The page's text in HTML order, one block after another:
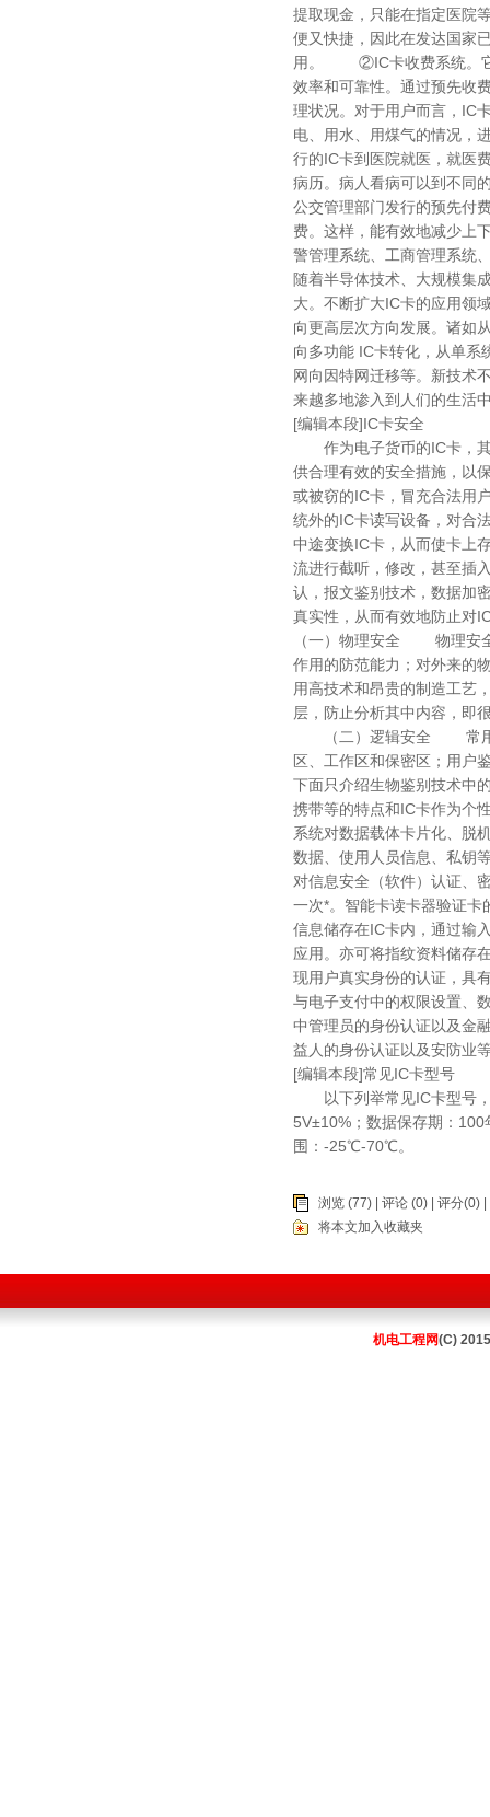
提取现金，只能在指定医院
便又快捷，因此在发达国家
用。 ②IC卡收费系统。它
效率和可靠性。通过预先收
理状况。对于用户而言，IC
电、用水、用煤气的情况
行的IC卡到医院就医，就医
病历。病人看病可以到不
公交管理部门发行的预先付
费。这样，能有效地减少
警管理系统、工商管理系
随着半导体技术、大规模集
大。不断扩大IC卡的应用
向更高层次方向发展。诸如
向多功能 IC卡转化，从单系
网向因特网迁移等。新技术
来越多地渗入到人们的生活
[编辑本段]IC卡安全
作为电子货币的IC卡，其
供合理有效的安全措施，以
或被窃的IC卡，冒充合法用
统外的IC卡读写设备，对合
中途变换IC卡，从而使卡上
流进行截听，修改，甚至插
认，报文鉴别技术，数据加
真实性，从而有效地防止
（一）物理安全 物理安全
作用的防范能力；对外来的
用高技术和昂贵的制造工艺
层，防止分析其中内容，即
（二）逻辑安全 常用的
区、工作区和保密区；用户
下面只介绍生物鉴别技术
携带等的特点和IC卡作为个
系统对数据载体卡片化、
数据、使用人员信息、私钥
对信息安全（软件）认证、
一次*。智能卡读卡器验证
信息储存在IC卡内，通过输
应用。亦可将指纹资料储存
现用户真实身份的认证，
与电子支付中的权限设置、
中管理员的身份认证以及金
益人的身份认证以及安防业
[编辑本段]常见IC卡型号
以下列举常见IC卡型号
5V±10%；数据保存期：
围：-25℃-70℃。
浏览 (77) | 评论 (0) | 评分(0) |
将本文加入收藏夹
机电工程网(C)